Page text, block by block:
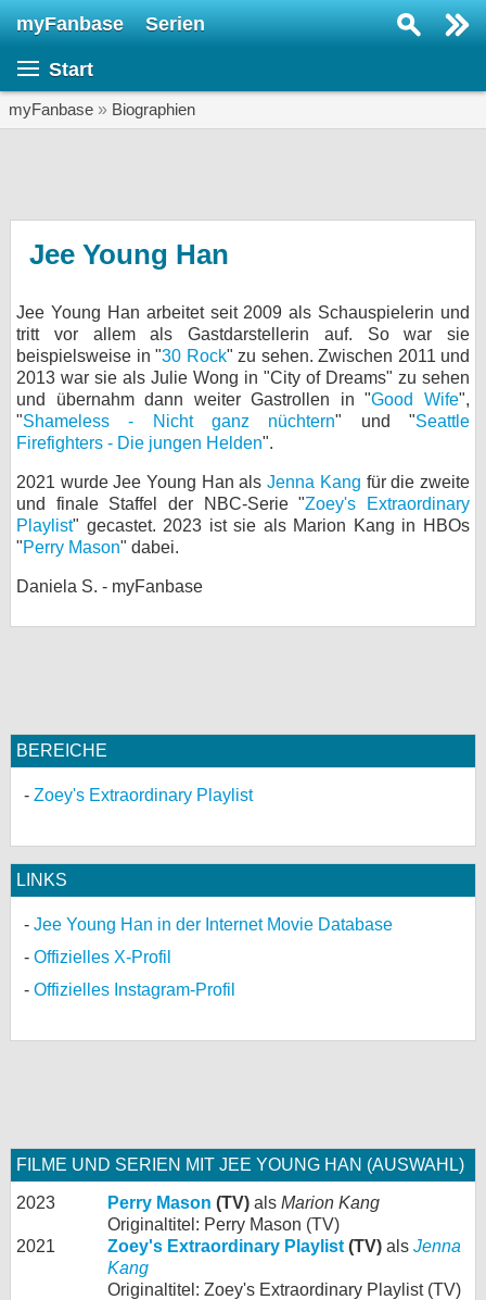
myFanbase Serien
Start
myFanbase » Biographien
Jee Young Han
Jee Young Han arbeitet seit 2009 als Schauspielerin und
tritt vor allem als Gastdarstellerin auf. So war sie
beispielsweise in "30 Rock" zu sehen. Zwischen 2011 und
2013 war sie als Julie Wong in "City of Dreams" zu sehen
und übernahm dann weiter Gastrollen in "Good Wife",
"Shameless - Nicht ganz nüchtern" und "Seattle
Firefighters - Die jungen Helden".
2021 wurde Jee Young Han alsJenna Kang für die zweite
und finale Staffel der NBC-Serie "Zoey's Extraordinary
Playlist" gecastet. 2023 ist sie als Marion Kang in HBOs
"Perry Mason" dabei.
Daniela S. - myFanbase
BEREICHE
Zoey's Extraordinary Playlist
LINKS
Jee Young Han in der Internet Movie Database
Offizielles X-Profil
Offizielles Instagram-Profil
FILME UND SERIEN MIT JEE YOUNG HAN (AUSWAHL)
2023 Perry Mason (TV) als Marion Kang
Originaltitel: Perry Mason (TV)
2021
Zoey's Extraordinary Playlist (TV) als Jenna
Kang
Originaltitel: Zoey's Extraordinary Playlist (TV)
KULTUR
Specials
SERVICE
Gewinnspiele
bei X